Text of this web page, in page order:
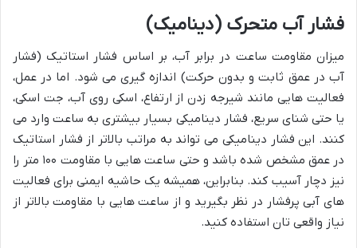
فشار آب متحرک (دینامیک)
میزان مقاومت ساعت در برابر آب، بر اساس فشار استاتیک (فشار
آب در عمق ثابت و بدون حرکت) اندازه گیری می شود. اما در عمل،
فعالیت هایی مانند شیرجه زدن از ارتفاع، اسکی روی آب، جت اسکی،
یا حتی شنای سریع، فشار دینامیکی بسیار بیشتری به ساعت وارد می
کنند. این فشار دینامیکی می تواند به مراتب بالاتر از فشار استاتیک
در عمق مشخص شده باشد و حتی ساعت هایی با مقاومت ۱۰۰ متر را
نیز دچار آسیب کند. بنابراین، همیشه یک حاشیه ایمنی برای فعالیت
های آبی پرفشار در نظر بگیرید و از ساعت هایی با مقاومت بالاتر از
نیاز واقعی تان استفاده کنید.